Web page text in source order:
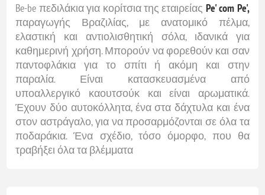
Be-be πεδιλάκια για κορίτσια της εταιρείας Pe' com Pe',
παραγωγής Βραζιλίας, με ανατομικό πέλμα,
ελαστική και αντιολισθητική σόλα, ιδανικά για
καθημερινή χρήση. Μπορούν να φορεθούν και σαν
παντοφλάκια για το σπίτι ή ακόμη και στην
παραλία. Είναι κατασκευασμένα από
υποαλλεργικό καουτσούκ και είναι αρωματικά.
Έχουν δύο αυτοκόλλητα, ένα στα δάχτυλα και ένα
στον αστράγαλο, για να προσαρμόζονται σε όλα τα
ποδαράκια. Ένα σχέδιο, τόσο όμορφο, που θα
τραβήξει όλα τα βλέμματα